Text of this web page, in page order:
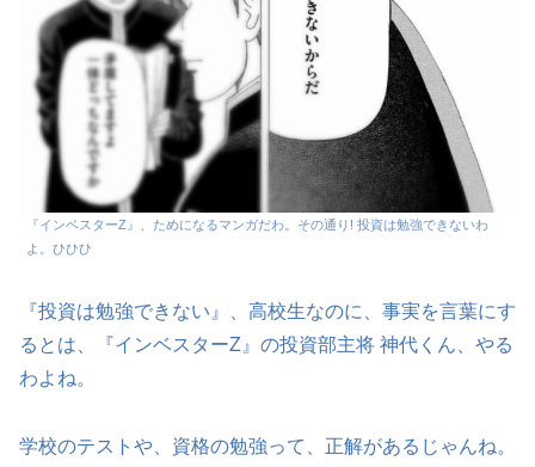
『インベスターZ』、ためになるマンガだわ。その通り! 投資は勉強できないわ
よ。ひひひ
『投資は勉強できない』、高校生なのに、事実を言葉にす
るとは、『インベスターZ』の投資部主将 神代くん、やる
わよね。
学校のテストや、資格の勉強って、正解があるじゃんね。